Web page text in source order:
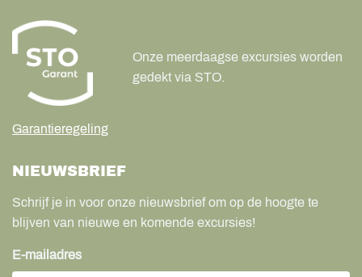
Garantieregeling
Onze meerdaagse excursies worden
gedekt via STO.
NIEUWSBRIEF
Schrijf je in voor onze nieuwsbrief om op de hoogte te
blijven van nieuwe en komende excursies!
E-mailadres